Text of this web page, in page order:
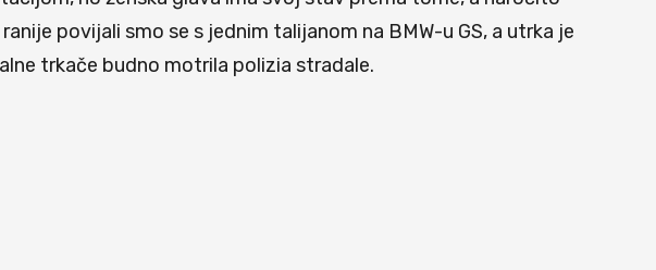
povijali smo se s jednim talijanom na BMW-u GS, a utrka je
trkače budno motrila polizia stradale.